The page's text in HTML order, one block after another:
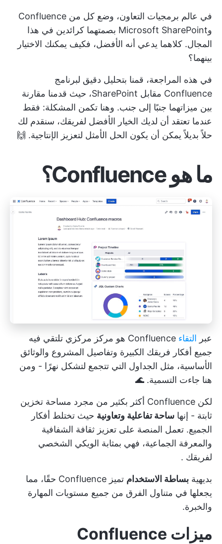
في عالم برمجيات التعاون، وضع كل من Confluence
وMicrosoft SharePoint بصمتهما كرائدين في هذا
المجال. كلاهما يدعي أنه الأفضل، فكيف يمكنك الاختيار
بينهما؟
في هذه المراجعة، قمنا بتحليل دقيق لبرنامج
Confluence مقابل SharePoint، حيث قدمنا مقارنة
بين ميزاتهما جنبًا إلى جنب. وهنا تكمن المشكلة: فقط
عندما تعتقد أن لديك الخيار الأفضل لفريقك، سنقدم لك
حلاً بديلاً يمكن أن يكون الحل الأمثل لتعزيز الإنتاجية. 🙌
ما هو Confluence؟
عبر التقاء
Confluence هو مركز مركزي تلتقي فيه
جميع أفكار فريقك الكبيرة وتفاصيل المشروع والوثائق
الأساسية، مثل الجداول التي تتجمع لتشكل نهرًا - ومن
هنا جاءت التسمية. 🌊
لكن Confluence أكثر بكثير من مجرد مساحة تخزين
ثابتة - إنها ساحة تفاعلية وتعاونية حيث تختلط أفكار
الجميع. تعمل المنصة على تعزيز ثقافة الشفافية
والمعرفة الجماعية، فهي بمثابة الويكي الشخصي
لفريقك .
بديهية بساطة الاستخدام
تميز Confluence حقًا، مما
يجعلها في متناول الفرق من جميع مستويات المهارة
والخبرة.
ميزات Confluence